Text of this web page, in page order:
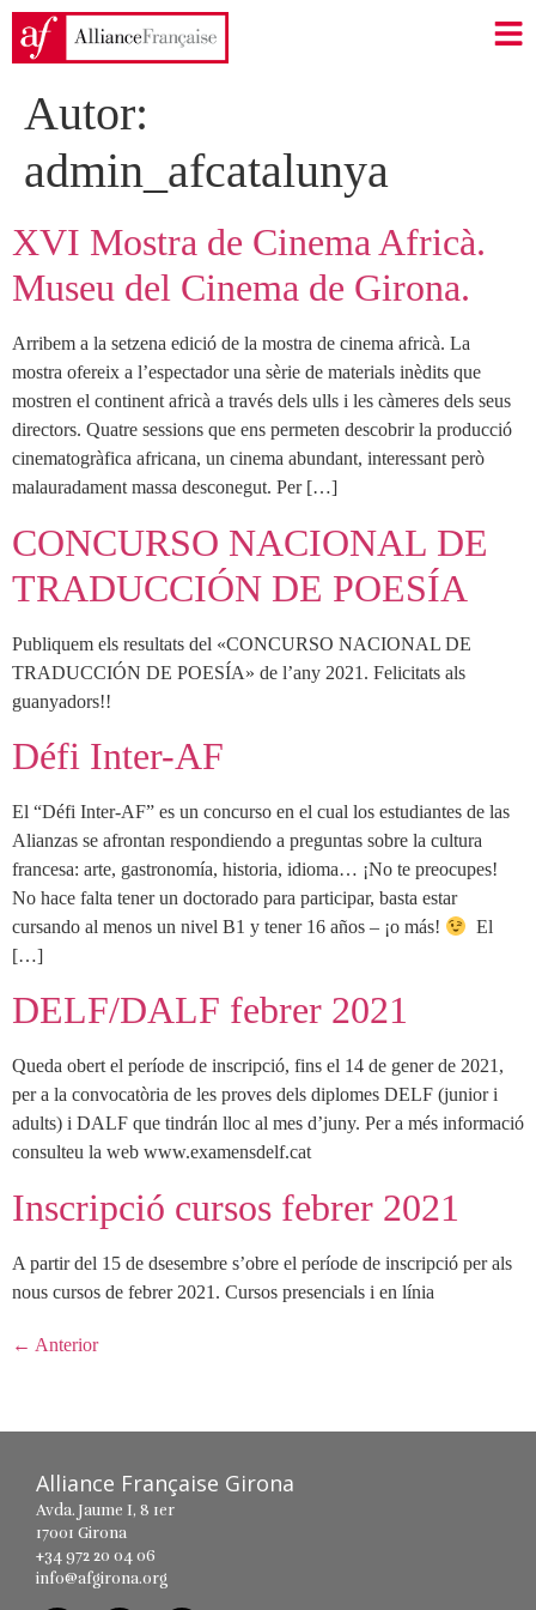
Autor:
admin_afcatalunya
XVI Mostra de Cinema Africà.
Museu del Cinema de Girona.
Arribem a la setzena edició de la mostra de cinema africà. La
mostra ofereix a l’espectador una sèrie de materials inèdits que
mostren el continent africà a través dels ulls i les càmeres dels seus
directors. Quatre sessions que ens permeten descobrir la producció
cinematogràfica africana, un cinema abundant, interessant però
malauradament massa desconegut. Per […]
CONCURSO NACIONAL DE
TRADUCCIÓN DE POESÍA
Publiquem els resultats del «CONCURSO NACIONAL DE
TRADUCCIÓN DE POESÍA» de l’any 2021. Felicitats als
guanyadors!!
Défi Inter-AF
El “Défi Inter-AF” es un concurso en el cual los estudiantes de las
Alianzas se afrontan respondiendo a preguntas sobre la cultura
francesa: arte, gastronomía, historia, idioma… ¡No te preocupes!
No hace falta tener un doctorado para participar, basta estar
cursando al menos un nivel B1 y tener 16 años – ¡o más!
El
[…]
DELF/DALF febrer 2021
Queda obert el període de inscripció, fins el 14 de gener de 2021,
per a la convocatòria de les proves dels diplomes DELF (junior i
adults) i DALF que tindrán lloc al mes d’juny. Per a més informació
consulteu la web www.examensdelf.cat
Inscripció cursos febrer 2021
A partir del 15 de dsesembre s’obre el període de inscripció per als
nous cursos de febrer 2021. Cursos presencials i en línia
← Anterior
Alliance Française Girona
Avda. Jaume I, 8 1er
17001 Girona
+34 972 20 04 06
info@afgirona.org